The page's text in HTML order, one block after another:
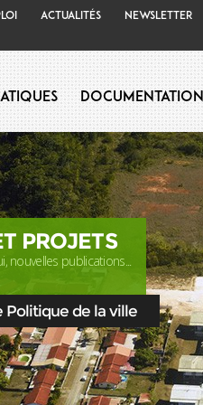
Actualités Newsletter
Documentation
PROJETS
publications...
Politique de la ville